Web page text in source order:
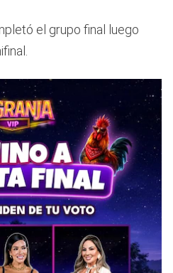
el grupo final luego